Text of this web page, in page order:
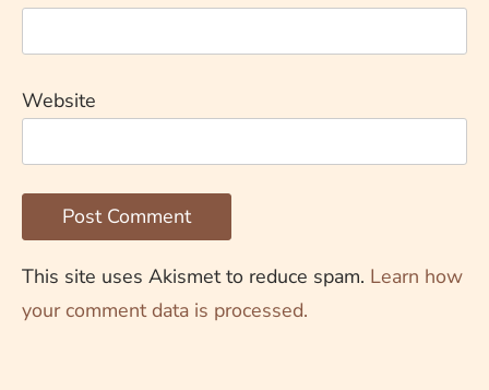
Website
This site uses Akismet to reduce spam. Learn how
your comment data is processed.